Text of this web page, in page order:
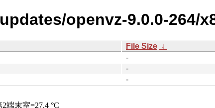
openvz-9.0.0-264/
File Size ↓
-
-
-